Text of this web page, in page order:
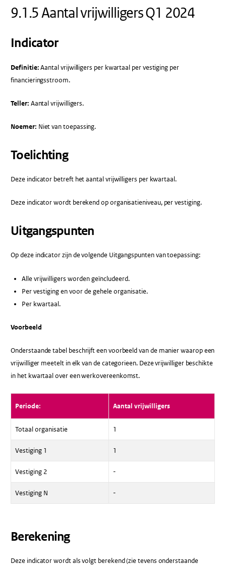
9.1.5 Aantal vrijwilligers Q1 2024
Indicator
Definitie:Aantal vrijwilligers per kwartaal per vestiging per
financieringsstroom.
Teller: Aantal vrijwilligers.
Noemer: Niet van toepassing.
Toelichting
Deze indicator betreft het aantal vrijwilligers per kwartaal.
Deze indicator wordt berekend op organisatieniveau, per vestiging.
Uitgangspunten
Op deze indicator zijn de volgende Uitgangspunten van toepassing:
Alle vrijwilligers worden geïncludeerd.
Per vestiging en voor de gehele organisatie.
Per kwartaal.
Voorbeeld
Onderstaande tabel beschrijft een voorbeeld van de manier waarop een
vrijwilliger meetelt in elk van de categorieen. Deze vrijwilliger beschikte
in het kwartaal over een werkovereenkomst.
Periode: Aantal vrijwilligers
Totaal organisatie 1
Vestiging 1 1
Vestiging 2 -
Vestiging N -
Berekening
Deze indicator wordt als volgt berekend (zie tevens onderstaande